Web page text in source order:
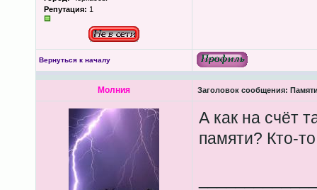
Репутация: 1
Вернуться к началу
Молния Заголовок сообщения:
А как на счёт
памяти? Кто-